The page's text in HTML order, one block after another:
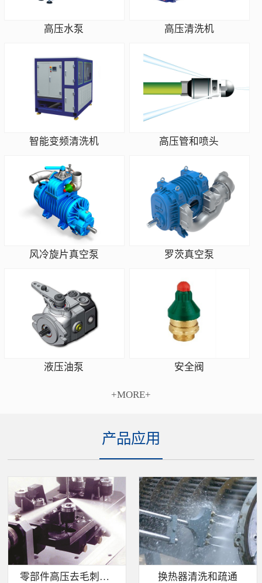
高压水泵 高压清洗机
智能变频清洗机 高压管和喷头
风冷旋片真空泵 罗茨真空泵
液压油泵 安全阀
+MORE+
产品应用
零部件高压去毛刺清洗 换热器清洗和疏通